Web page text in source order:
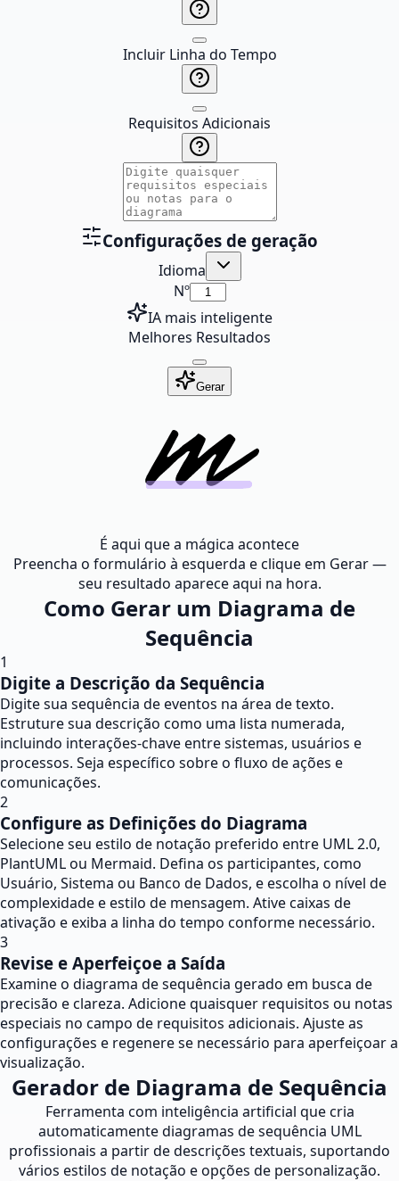
Incluir Linha do Tempo
Requisitos Adicionais
Configurações de geração
Idioma
Nº
IA mais inteligente
Melhores Resultados
Gerar
É aqui que a mágica acontece
Preencha o formulário à esquerda e clique em Gerar —
seu resultado aparece aqui na hora.
Como Gerar um Diagrama de
Sequência
1
Digite a Descrição da Sequência
Digite sua sequência de eventos na área de texto.
Estruture sua descrição como uma lista numerada,
incluindo interações-chave entre sistemas, usuários e
processos. Seja específico sobre o fluxo de ações e
comunicações.
2
Configure as Definições do Diagrama
Selecione seu estilo de notação preferido entre UML 2.0,
PlantUML ou Mermaid. Defina os participantes, como
Usuário, Sistema ou Banco de Dados, e escolha o nível de
complexidade e estilo de mensagem. Ative caixas de
ativação e exiba a linha do tempo conforme necessário.
3
Revise e Aperfeiçoe a Saída
Examine o diagrama de sequência gerado em busca de
precisão e clareza. Adicione quaisquer requisitos ou notas
especiais no campo de requisitos adicionais. Ajuste as
configurações e regenere se necessário para aperfeiçoar a
visualização.
Gerador de Diagrama de Sequência
Ferramenta com inteligência artificial que cria
automaticamente diagramas de sequência UML
profissionais a partir de descrições textuais, suportando
vários estilos de notação e opções de personalização.